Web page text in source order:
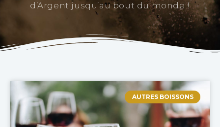
d’Argent jusqu’au bout du monde !
AUTRES BOISSONS